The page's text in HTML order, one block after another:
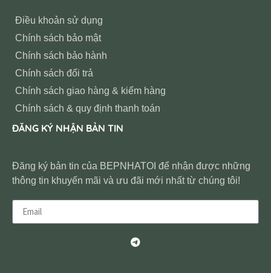
Điều khoản sử dụng
Chính sách bảo mật
Chính sách bảo hành
Chính sách đổi trả
Chính sách giao hàng & kiểm hàng
Chính sách & quy định thanh toán
ĐĂNG KÝ NHẬN BẢN TIN
Đăng ký bản tin của BEPNHATOI để nhận được những
thông tin khuyến mãi và ưu đãi mới nhất từ chúng tôi!